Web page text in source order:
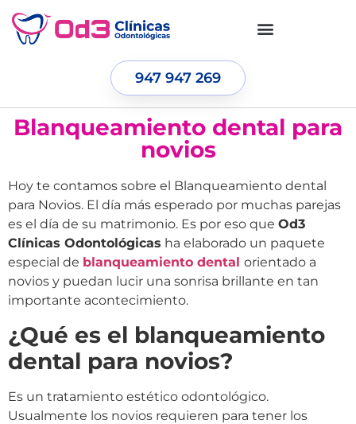
947 947 269
Blanqueamiento dental para
novios
Hoy te contamos sobre el Blanqueamiento dental
para Novios. El día más esperado por muchas parejas
es el día de su matrimonio. Es por eso que Od3
Clínicas Odontológicas ha elaborado un paquete
especial de blanqueamiento dental orientado a
novios y puedan lucir una sonrisa brillante en tan
importante acontecimiento.
¿Qué es el blanqueamiento
dental para novios?
Es un tratamiento estético odontológico.
Usualmente los novios requieren para tener los